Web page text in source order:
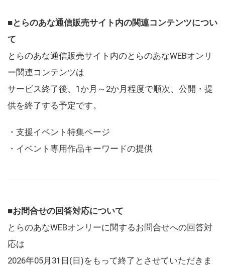
■とらのあな通信販売サイト内の関連コンテンツについ
て
とらのあな通信販売サイト内のとらのあなWEBオンリ
ー関連コンテンツは
サービス終了後、1か月～2か月程度で順次、公開・提
供を終了する予定です。
・支援イベント特集ページ
・イベント専用作品キーワードの提供
■お問合せの回答対応について
とらのあなWEBオンリーに関するお問合せへの回答対
応は
2026年05月31日(日)をもって終了とさせていただきま